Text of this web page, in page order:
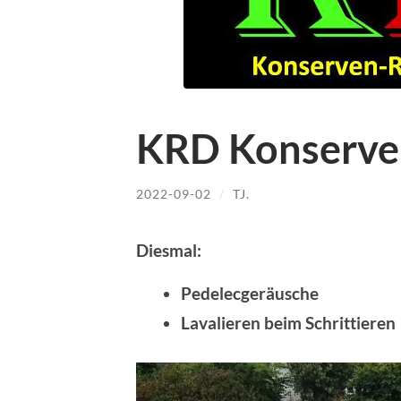
KRD
2022-09-02 / TJ.
Diesmal:
Pedelecgeräusche
Lavalieren beim Schrittieren